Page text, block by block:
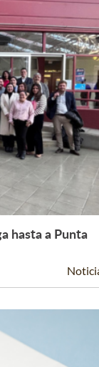
Leer Más +
hasta a Punta